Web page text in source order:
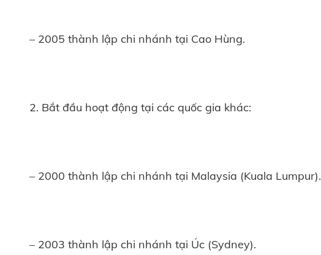
– 2005 thành lập chi nhánh tại Cao Hùng.
2. Bắt đầu hoạt động tại các quốc gia khác:
– 2000 thành lập chi nhánh tại Malaysia (Kuala Lumpur).
– 2003 thành lập chi nhánh tại Úc (Sydney).